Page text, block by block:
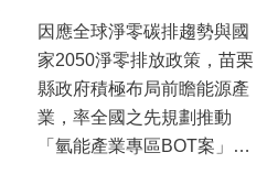
因應全球淨零碳排趨勢與國
家2050淨零排放政策，苗栗
縣政府積極布局前瞻能源產
業，率全國之先規劃推動
「氫能產業專區BOT案」，